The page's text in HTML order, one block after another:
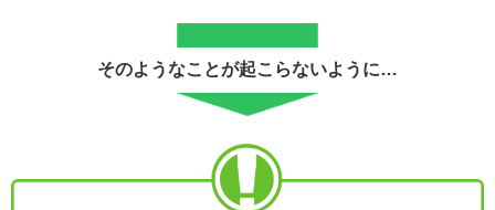
そのようなことが起こらないように…